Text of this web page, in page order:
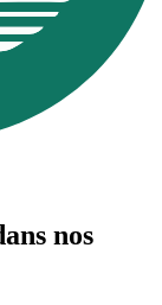
nos